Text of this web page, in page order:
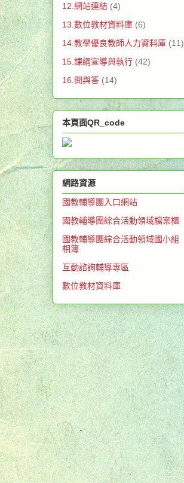
12.網站連結 (4)
13.數位教材資料庫 (6)
14.教學優良教師人力資料庫 (11)
15.課綱宣導與執行 (42)
16.問與答 (14)
本頁面QR_code
網路資源
國教輔導團入口網站
國教輔導團綜合活動領域檔案櫃
國教輔導團綜合活動領域國小組
相簿
互動諮詢輔導專區
數位教材資料庫